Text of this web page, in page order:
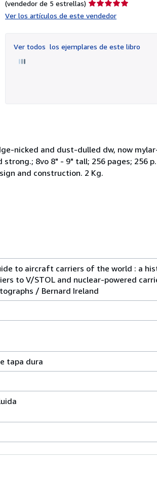
(vendedor de 5 estrellas) Calificación
Ver los artículos de este vendedor
Ver todos los ejemplares de este libro
nicked and dust-dulled dw, now
8vo 8" - 9" tall; 256 pages; 256
and construction. 2 Kg.
to aircraft carriers of the world : a
to V/STOL and nuclear-powered
/ Bernard Ireland
tapa dura